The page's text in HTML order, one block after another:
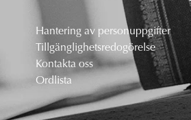
Hantering av personuppgifter
Tillgänglighetsredogörelse
Kontakta oss
Ordlista